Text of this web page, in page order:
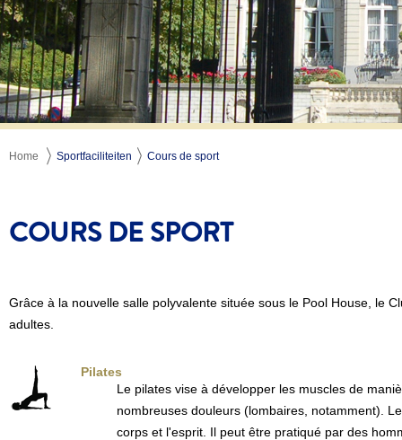
Home Sportfaciliteiten Cours de sport
COURS DE SPORT
Grâce à la nouvelle salle polyvalente située sous le Pool House, le
adultes.
Pilates
Le pilates vise à développer les muscles de
nombreuses douleurs (lombaires, notamment).
corps et l'esprit. Il peut être pratiqué par des